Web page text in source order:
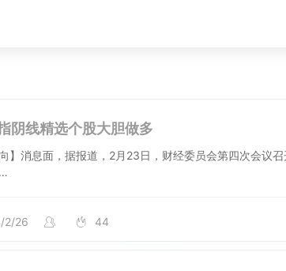
阴线精选个股大胆做多
向】消息面，据报道，2月23日，财经委员会第四次会议
2/26 44